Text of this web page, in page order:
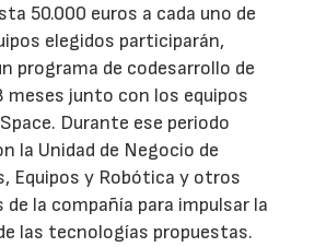
50.000 euros a cada uno de
elegidos participarán,
programa de codesarrollo de
meses junto con los equipos
Durante ese periodo
la Unidad de Negocio de
Equipos y Robótica y otros
la compañía para impulsar la
las tecnologías propuestas.